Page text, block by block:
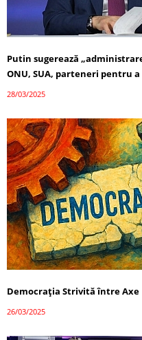
Putin sugerează
ONU, SUA, parteneri pentru
28/03/2025
Democrația Strivită între Axe
26/03/2025